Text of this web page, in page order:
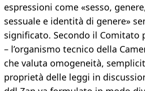
espressioni come «sesso,
sessuale e identità di genere»
significato. Secondo il Comitato
– l’organismo tecnico della
che valuta omogeneità,
proprietà delle leggi in